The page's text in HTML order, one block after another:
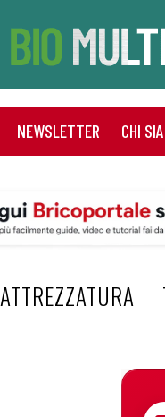
NEWSLETTER CHI
ATTREZZATURA